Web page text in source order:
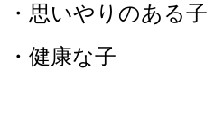
・思いやりのある子
・健康な子